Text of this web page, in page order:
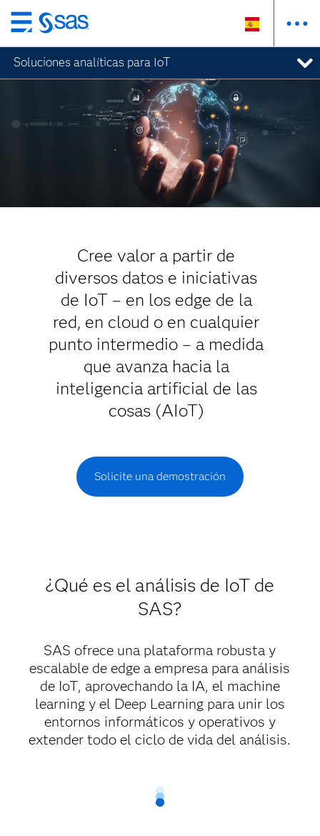
Ir
al
contenido
principal
Soluciones analíticas para IoT
Cree valor a partir de
diversos datos e iniciativas
de IoT – en los edge de la
red, en cloud o en cualquier
punto intermedio – a medida
que avanza hacia la
inteligencia artificial de las
cosas (AIoT)
Solicite una demostración
¿Qué es el análisis de IoT de
SAS?
SAS ofrece una plataforma robusta y
escalable de edge a empresa para análisis
de IoT, aprovechando la IA, el machine
learning y el Deep Learning para unir los
entornos informáticos y operativos y
extender todo el ciclo de vida del análisis.